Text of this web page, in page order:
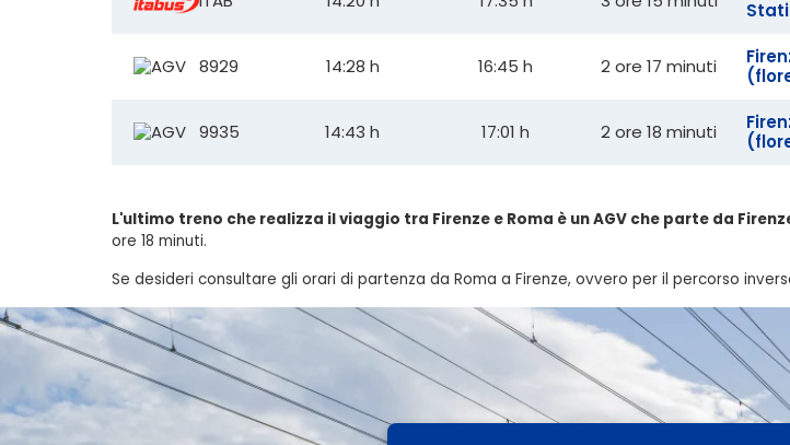
8929 14:28 h 16:45 h 2 ore 17 minuti
9935 14:43 h 17:01 h 2 ore 18 minuti
L'ultimo treno che realizza il viaggio tra Firenze e Roma è un AGV che parte da
ore 18 minuti.
Se desideri consultare gli orari di partenza da Roma a Firenze, ovvero per il percorso